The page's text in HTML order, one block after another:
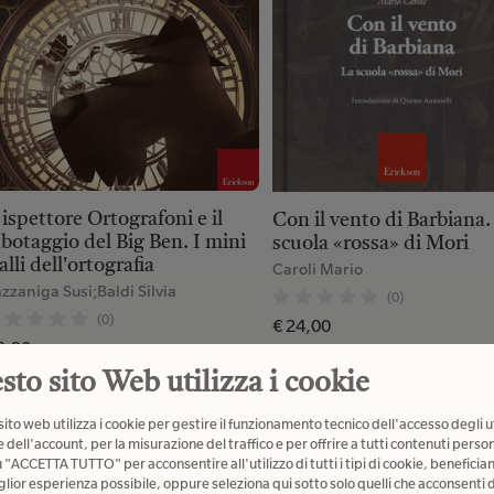
ispettore Ortografoni e il
del Big Ben. I mini
dell'ortografia
Susi;Baldi Silvia
(0)
Con il vento di Barbiana.
scuola «rossa» di Mori
Caroli Mario
(0)
€ 24,00
venduti della settimana
sito Web utilizza i cookie
web utilizza i cookie per gestire il funzionamento tecnico dell'accesso degli
dell'account, per la misurazione del traffico e per offrire a tutti contenuti
"ACCETTA TUTTO" per acconsentire all'utilizzo di tutti i tipi di cookie,
esperienza possibile, oppure seleziona qui sotto solo quelli che acconsenti